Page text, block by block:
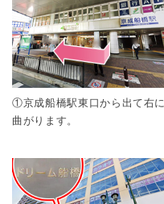
①京成船橋駅東口から出て右に
曲がります。